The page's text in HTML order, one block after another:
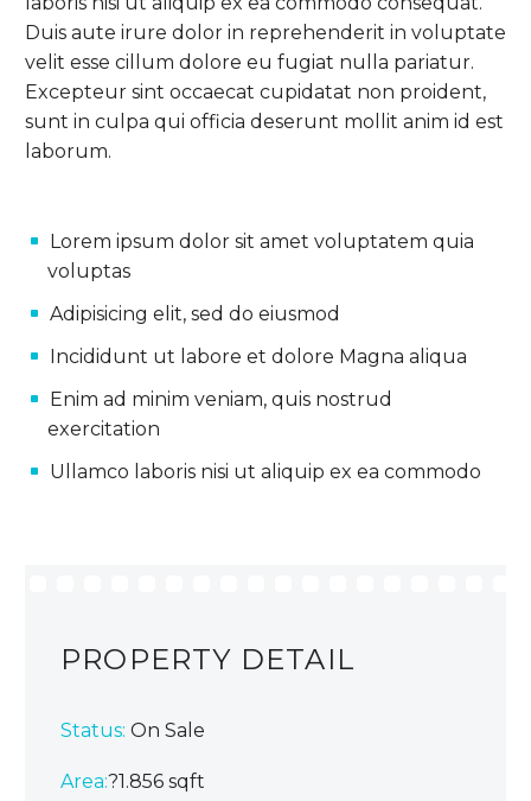
Duis aute irure dolor in reprehenderit in voluptate
velit esse cillum dolore eu fugiat nulla pariatur.
Excepteur sint occaecat cupidatat non proident,
sunt in culpa qui officia deserunt mollit anim id est
laborum.
Lorem ipsum dolor sit amet voluptatem quia
voluptas
Adipisicing elit, sed do eiusmod
Incididunt ut labore et dolore Magna aliqua
Enim ad minim veniam, quis nostrud
exercitation
Ullamco laboris nisi ut aliquip ex ea commodo
PROPERTY DETAIL
Status: On Sale
Area:?1.856 sqft